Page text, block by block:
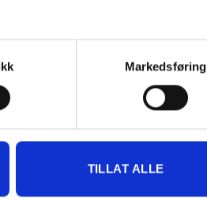
Markedsføring
TILLAT ALLE
Fri for
Fri for
Fri for
Fri for
Fri for
Fri for